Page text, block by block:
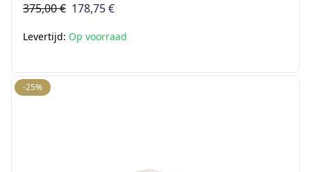
375,00 € 178,75 €
Levertijd: Op voorraad
-25%